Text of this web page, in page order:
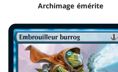
Archimage émérite